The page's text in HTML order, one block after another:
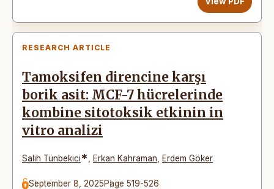
RESEARCH ARTICLE
Tamoksifen direncine karşı
borik asit: MCF-7 hücrelerinde
kombine sitotoksik etkinin in
vitro analizi
Salih Tünbekici* Erkan Kahraman Erdem Göker
September 8, 2025Page 519-526